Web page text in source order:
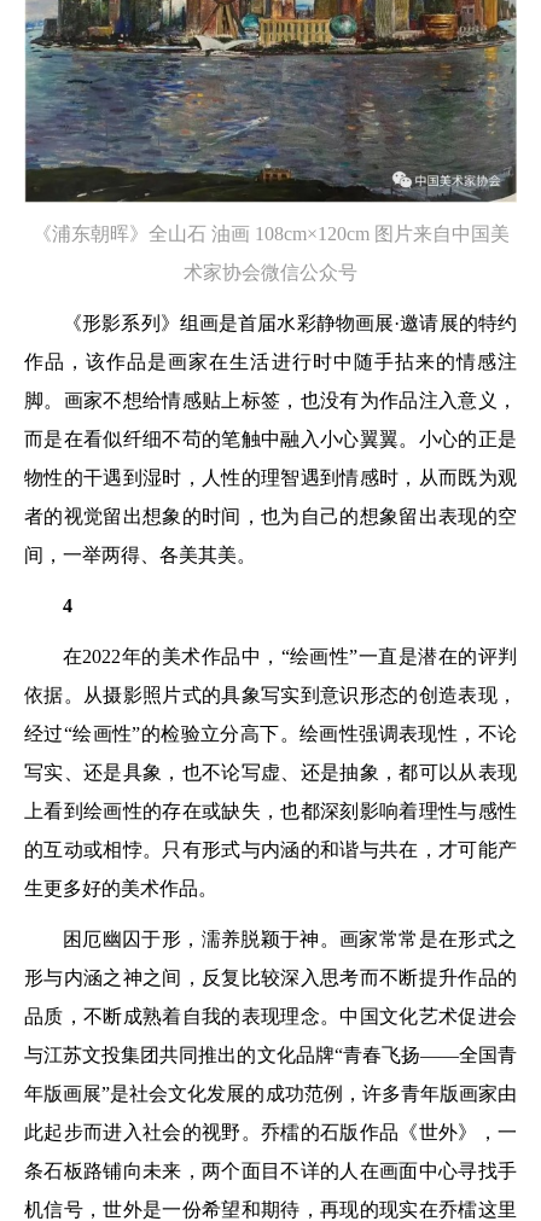
《浦东朝晖》全山石 油画 108cm×120cm 图片来自中国美
术家协会微信公众号
《形影系列》组画是首届水彩静物画展·邀请展的特约
作品，该作品是画家在生活进行时中随手拈来的情感注
脚。画家不想给情感贴上标签，也没有为作品注入意义，
而是在看似纤细不苟的笔触中融入小心翼翼。小心的正是
物性的干遇到湿时，人性的理智遇到情感时，从而既为观
者的视觉留出想象的时间，也为自己的想象留出表现的空
间，一举两得、各美其美。
4
在2022年的美术作品中，“绘画性”一直是潜在的评判
依据。从摄影照片式的具象写实到意识形态的创造表现，
经过“绘画性”的检验立分高下。绘画性强调表现性，不论
写实、还是具象，也不论写虚、还是抽象，都可以从表现
上看到绘画性的存在或缺失，也都深刻影响着理性与感性
的互动或相悖。只有形式与内涵的和谐与共在，才可能产
生更多好的美术作品。
困厄幽囚于形，濡养脱颖于神。画家常常是在形式之
形与内涵之神之间，反复比较深入思考而不断提升作品的
品质，不断成熟着自我的表现理念。中国文化艺术促进会
与江苏文投集团共同推出的文化品牌“青春飞扬——全国青
年版画展”是社会文化发展的成功范例，许多青年版画家由
此起步而进入社会的视野。乔檑的石版作品《世外》，一
条石板路铺向未来，两个面目不详的人在画面中心寻找手
机信号，世外是一份希望和期待，再现的现实在乔檑这里